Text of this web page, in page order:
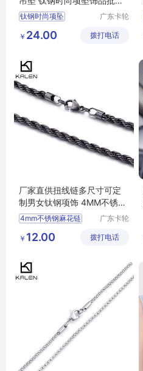
工厂直销
钛钢时尚项坠
齿轮吊坠
广东卡轮
公司
￥ 24.00 拨打电话
厂家直供扭线链多尺寸可定
制男女钛钢项饰 4MM不锈钢
麻花链配链
4mm不锈钢麻花链
钛钢项饰 4mm麻花链
广东卡轮
公司
￥ 12.00 拨打电话